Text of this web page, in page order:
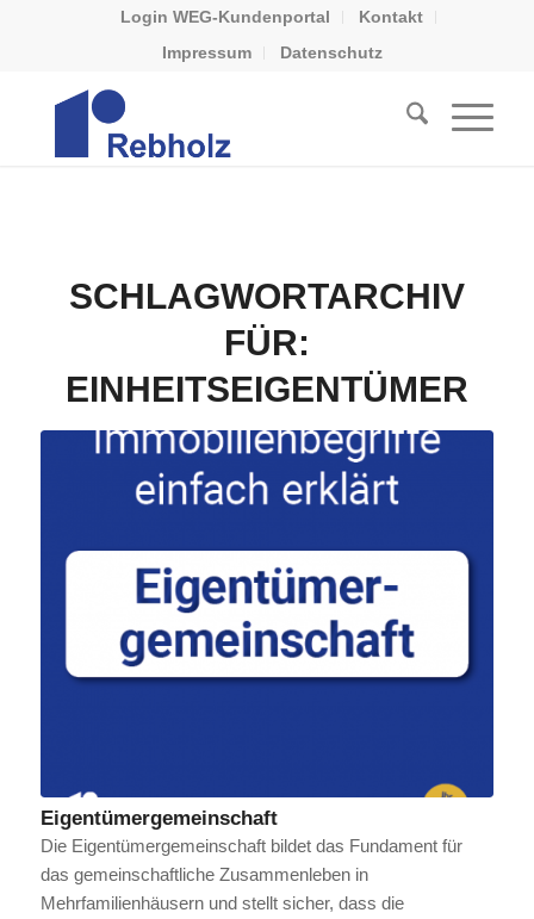
Login WEG-Kundenportal
Kontakt
Impressum
Datenschutz
SCHLAGWORTARCHIV
FÜR:
EINHEITSEIGENTÜMER
Eigentümergemeinschaft
Die Eigentümergemeinschaft bildet das Fundament für
das gemeinschaftliche Zusammenleben in
Mehrfamilienhäusern und stellt sicher, dass die